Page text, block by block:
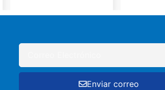
Enviar correo